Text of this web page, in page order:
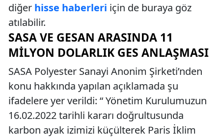
diğer hisse haberleri için de buraya göz
atılabilir.
SASA VE GESAN ARASINDA 11
MILYON DOLARLIK GES ANLAŞMASI
SASA Polyester Sanayi Anonim Şirketi’nden
konu hakkında yapılan açıklamada şu
ifadelere yer verildi: “ Yönetim Kurulumuzun
16.02.2022 tarihli kararı doğrultusunda
karbon ayak izimizi küçülterek Paris İklim